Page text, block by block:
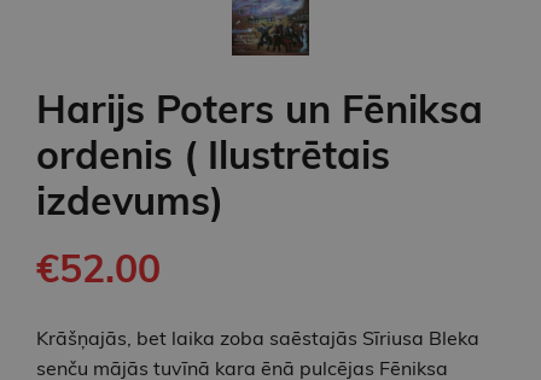
Harijs Poters un Fēniksa
ordenis ( Ilustrētais
izdevums)
€52.00
Krāšņajās, bet laika zoba saēstajās Sīriusa Bleka
senču mājās tuvīnā kara ēnā pulcējas Fēniksa